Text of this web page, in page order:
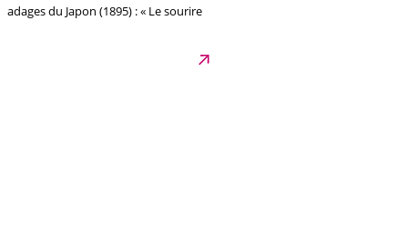
adages du Japon (1895) : « Le sourire